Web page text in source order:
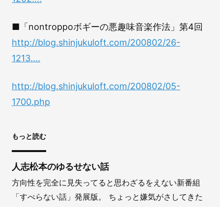
■「nontroppoボギーの悪趣味音楽作法」第4回
http://blog.shinjukuloft.com/200802/26-
1213....
http://blog.shinjukuloft.com/200802/05-
1700.php
もっと読む
人志松本のゆるせない話
方向性を完全に見失ってると思わざるをえない新番組
「すべらない話」発展版。 ちょっと嫌気がさしてきた